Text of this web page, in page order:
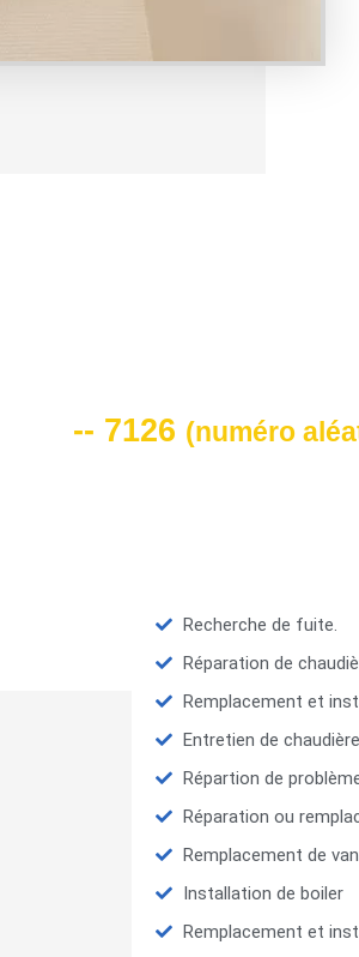
-- 7126 (numéro
Recherche de fuite.
Réparation de
Remplacement et
Entretien de
Répartion de
Réparation ou
Remplacement de
Installation de boiler
Remplacement et